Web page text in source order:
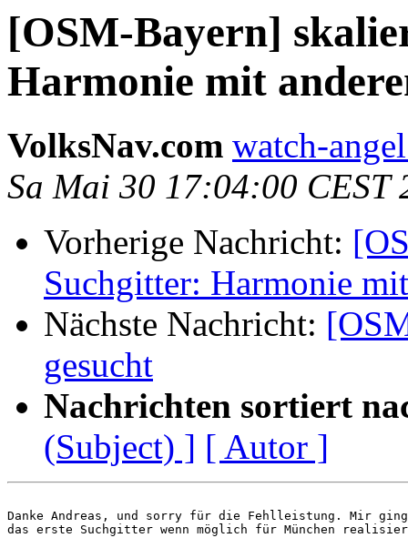
[OSM-Bayern]
Harmonie mit
VolksNav.com watch-
Sa Mai 30 17:04:00 CEST
Vorherige Nachricht:
Suchgitter: Harmonie
Nächste Nachricht:
gesucht
Nachrichten sortiert
(Subject) ] [ Autor ]
Danke Andreas, und sorry für die Fehlleistung. Mir ging
das erste Suchgitter wenn möglich für München